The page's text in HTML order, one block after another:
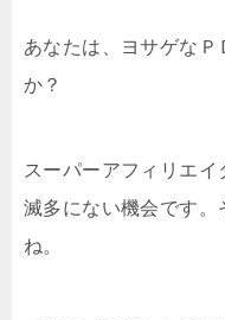
あなたは、ヨサゲな
か？
スーパーアフィリエ
滅多にない機会です
ね。